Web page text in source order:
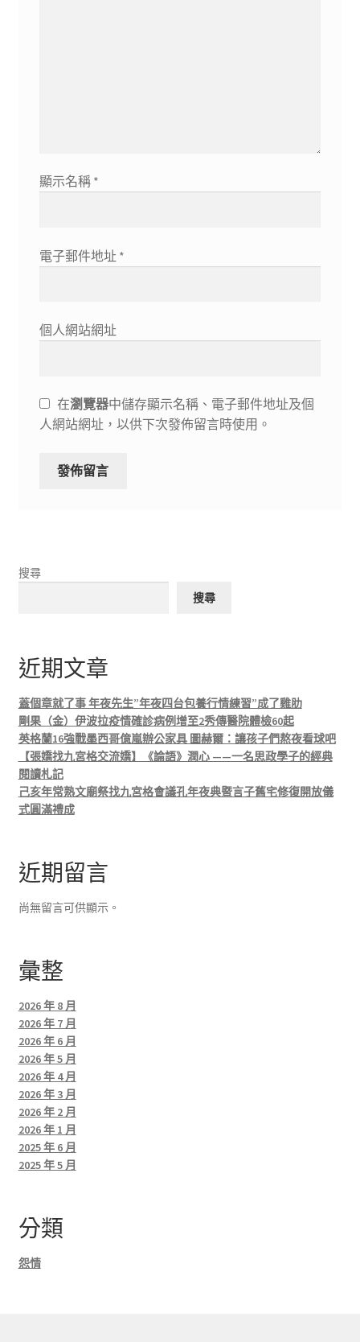
顯示名稱 *
電子郵件地址 *
個人網站網址
在瀏覽器中儲存顯示名稱、電子郵件地址及個
人網站網址，以供下次發佈留言時使用。
搜尋
搜尋
近期文章
蓋個章就了事 年夜先生”年夜四台包養行情練習”成了雞肋
剛果（金）伊波拉疫情確診病例增至2秀傳醫院體檢60起
英格蘭16強戰墨西哥億嵐辦公家具 圖赫爾：讓孩子們熬夜看球吧
【張嬌找九宮格交流嬌】《論語》潤心 ——一名思政學子的經典
閱讀札記
己亥年常熟文廟祭找九宮格會議孔年夜典暨言子舊宅修復開放儀
式圓滿禮成
近期留言
尚無留言可供顯示。
彙整
2026 年 8 月
2026 年 7 月
2026 年 6 月
2026 年 5 月
2026 年 4 月
2026 年 3 月
2026 年 2 月
2026 年 1 月
2025 年 6 月
2025 年 5 月
分類
怨情